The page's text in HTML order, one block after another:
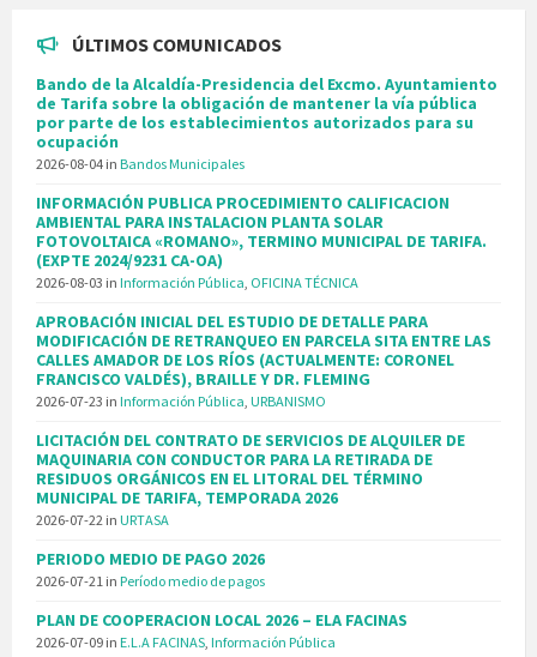
ÚLTIMOS COMUNICADOS
Bando de la Alcaldía-Presidencia del Excmo. Ayuntamiento
de Tarifa sobre la obligación de mantener la vía pública
por parte de los establecimientos autorizados para su
ocupación
2026-08-04 in Bandos Municipales
INFORMACIÓN PUBLICA PROCEDIMIENTO CALIFICACION
AMBIENTAL PARA INSTALACION PLANTA SOLAR
FOTOVOLTAICA «ROMANO», TERMINO MUNICIPAL DE TARIFA.
(EXPTE 2024/9231 CA-OA)
2026-08-03 in Información Pública, OFICINA TÉCNICA
APROBACIÓN INICIAL DEL ESTUDIO DE DETALLE PARA
MODIFICACIÓN DE RETRANQUEO EN PARCELA SITA ENTRE LAS
CALLES AMADOR DE LOS RÍOS (ACTUALMENTE: CORONEL
FRANCISCO VALDÉS), BRAILLE Y DR. FLEMING
2026-07-23 in Información Pública, URBANISMO
LICITACIÓN DEL CONTRATO DE SERVICIOS DE ALQUILER DE
MAQUINARIA CON CONDUCTOR PARA LA RETIRADA DE
RESIDUOS ORGÁNICOS EN EL LITORAL DEL TÉRMINO
MUNICIPAL DE TARIFA, TEMPORADA 2026
2026-07-22 in URTASA
PERIODO MEDIO DE PAGO 2026
2026-07-21 in Período medio de pagos
PLAN DE COOPERACION LOCAL 2026 – ELA FACINAS
2026-07-09 in E.L.A FACINAS, Información Pública